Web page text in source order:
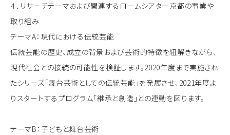
４．リサーチテーマおよび関連するロームシアター京都の事業や
取り組み
テーマA：現代における伝統芸能
伝統芸能の歴史、成立の背景および芸術的特徴を紐解きながら、
現代社会との接続の可能性を検証します。2020年度まで実施され
たシリーズ「舞台芸術としての伝統芸能」を発展させ、2021年度よ
りスタートするプログラム「継承と創造」との連動を図ります。
テーマB：子どもと舞台芸術